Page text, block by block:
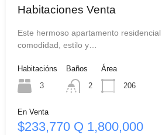
Habitaciones Venta
Este hermoso apartamento
comodidad, estilo y…
Habitacións
3
Baños
2
Área
206
En Venta
$233,770 Q 1,800,000